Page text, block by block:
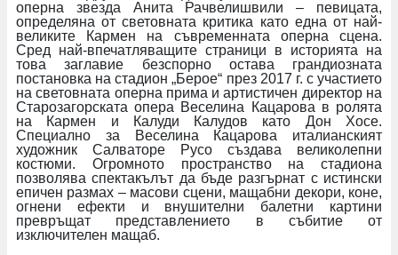
оперна звезда Анита Рачвелишвили – певицата,
определяна от световната критика като една от най-
великите Кармен на съвременната оперна сцена.
Сред най-впечатляващите страници в историята на
това заглавие безспорно остава грандиозната
постановка на стадион „Берое“ през 2017 г. с участието
на световната оперна прима и артистичен директор на
Старозагорската опера Веселина Кацарова в ролята
на Кармен и Калуди Калудов като Дон Хосе.
Специално за Веселина Кацарова италианският
художник Салваторе Русо създава великолепни
костюми. Огромното пространство на стадиона
позволява спектакълът да бъде разгърнат с истински
епичен размах – масови сцени, мащабни декори, коне,
огнени ефекти и внушителни балетни картини
превръщат представлението в събитие от
изключителен мащаб.